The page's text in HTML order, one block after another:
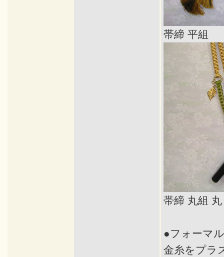
帯締 平組
帯締 丸組
●フォーマ
金糸をプラ